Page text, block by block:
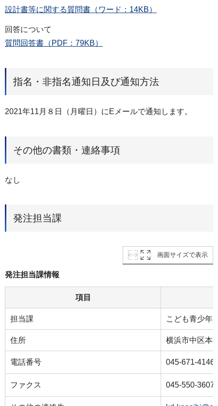
設計書等に関する質問書（ワード：14KB）
回答について
質問回答書（PDF：79KB）
指名・非指名通知日及び通知方法
2021年11月８日（月曜日）にEメールで通知します。
その他の書類・連絡事項
なし
発注担当課
画面サイズで表示
発注担当課情報
項目
担当課 こども青少年
住所 横浜市中区本
電話番号 045-671-4146
ファクス 045-550-3607